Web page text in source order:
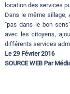
location des services
Dans le même sillage,
"pas dans le bon
avec les citoyens,
différents services
Le 29 Février 2016
SOURCE WEB Par